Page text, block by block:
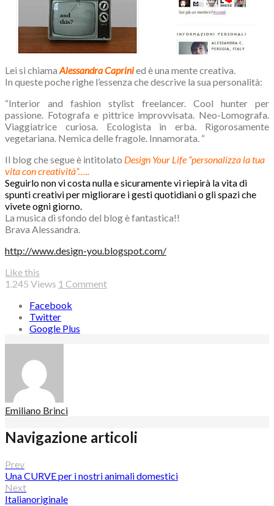
Lei si chiama Alessandra Caprinied è una mente creativa.
In queste poche righe l’essenza che descrive la sua personalità:
“Interior and fashion stylist freelancer. Cool hunter per
passione. Fotografa e pittrice improvvisata. Neo-Lomografa.
Viaggiatrice curiosa. Ecologista in erba. Rigorosamente
vegetariana. Nemica delle fragole. Innamorata. “
Il blog che segue è intitolato Design Your Life “personalizza la tua
vita con creatività”…..
Seguirlo non vi costa nulla e sicuramente vi riepirà la vita di
spunti creativi per migliorare i gesti quotidiani o gli spazi che
vivete ogni giorno.
La musica di sfondo del blog è fantastica!!
Brava Alessandra.
http://www.design-you.blogspot.com/
Like this
1.245 Views 1 Comment
Facebook
Twitter
Google Plus
Emiliano Brinci
Navigazione articoli
Prev
Una CURVE per i nostri animali domestici
Next
Italianoriginale